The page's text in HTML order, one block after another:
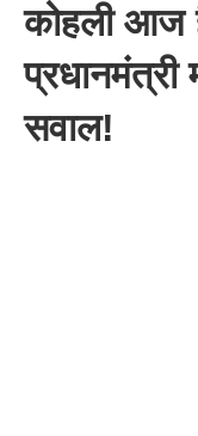
कोहली आज
प्रधानमंत्री
सवाल!